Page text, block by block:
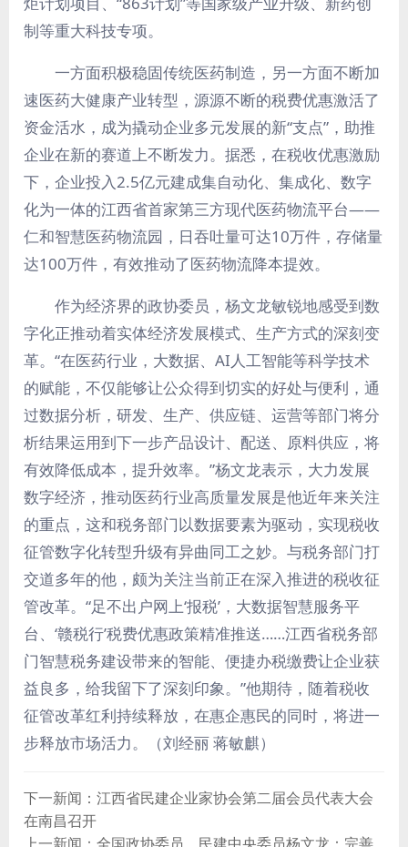
制等重大科技专项。
一方面积极稳固传统医药制造，另一方面不断加
速医药大健康产业转型，源源不断的税费优惠激活了
资金活水，成为撬动企业多元发展的新“支点”，助推
企业在新的赛道上不断发力。据悉，在税收优惠激励
下，企业投入2.5亿元建成集自动化、集成化、数字
化为一体的江西省首家第三方现代医药物流平台——
仁和智慧医药物流园，日吞吐量可达10万件，存储量
达100万件，有效推动了医药物流降本提效。
作为经济界的政协委员，杨文龙敏锐地感受到数
字化正推动着实体经济发展模式、生产方式的深刻变
革。“在医药行业，大数据、AI人工智能等科学技术
的赋能，不仅能够让公众得到切实的好处与便利，通
过数据分析，研发、生产、供应链、运营等部门将分
析结果运用到下一步产品设计、配送、原料供应，将
有效降低成本，提升效率。”杨文龙表示，大力发展
数字经济，推动医药行业高质量发展是他近年来关注
的重点，这和税务部门以数据要素为驱动，实现税收
征管数字化转型升级有异曲同工之妙。与税务部门打
交道多年的他，颇为关注当前正在深入推进的税收征
管改革。“足不出户网上‘报税’，大数据智慧服务平
台、‘赣税行’税费优惠政策精准推送……江西省税务部
门智慧税务建设带来的智能、便捷办税缴费让企业获
益良多，给我留下了深刻印象。”他期待，随着税收
征管改革红利持续释放，在惠企惠民的同时，将进一
步释放市场活力。（刘经丽 蒋敏麒）
下一新闻：江西省民建企业家协会第二届会员代表大会
在南昌召开